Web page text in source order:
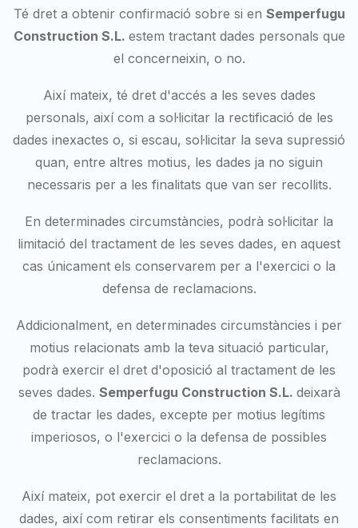
Té dret a obtenir confirmació sobre si en Semperfugu
Construction S.L. estem tractant dades personals que
el concerneixin, o no.
Així mateix, té dret d'accés a les seves dades
personals, així com a sol·licitar la rectificació de les
dades inexactes o, si escau, sol·licitar la seva supressió
quan, entre altres motius, les dades ja no siguin
necessaris per a les finalitats que van ser recollits.
En determinades circumstàncies, podrà sol·licitar la
limitació del tractament de les seves dades, en aquest
cas únicament els conservarem per a l'exercici o la
defensa de reclamacions.
Addicionalment, en determinades circumstàncies i per
motius relacionats amb la teva situació particular,
podrà exercir el dret d'oposició al tractament de les
seves dades. Semperfugu Construction S.L. deixarà
de tractar les dades, excepte per motius legítims
imperiosos, o l'exercici o la defensa de possibles
reclamacions.
Així mateix, pot exercir el dret a la portabilitat de les
dades, així com retirar els consentiments facilitats en